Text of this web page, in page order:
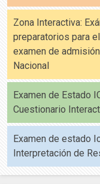
Zona Interactiva:
preparatorios para
examen de
Nacional
Examen de Estado
Cuestionario
Examen de estado
Interpretación de